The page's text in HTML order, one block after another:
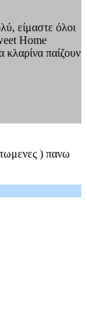
είμαστε όλοι
Home
παίζουν
) πανω